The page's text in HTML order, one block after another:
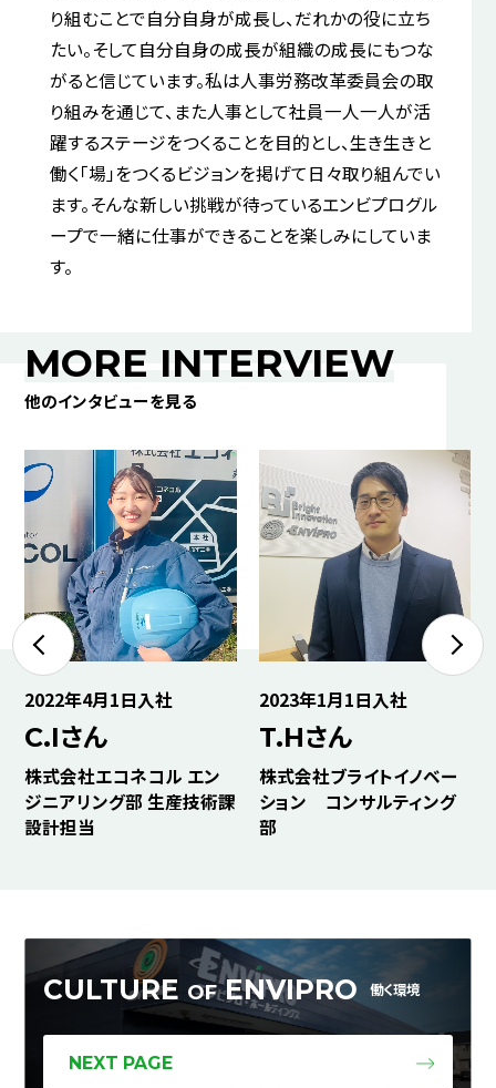
り組むことで自分自身が成長し、だれかの役に立ち
たい。そして自分自身の成長が組織の成長にもつな
がると信じています。私は人事労務改革委員会の取
り組みを通じて、また人事として社員一人一人が活
躍するステージをつくることを目的とし、生き生きと
働く「場」をつくるビジョンを掲げて日々取り組んでい
ます。そんな新しい挑戦が待っているエンビプログル
ープで一緒に仕事ができることを楽しみにしていま
す。
MORE INTERVIEW
他のインタビューを見る
2022年4月1日入社
C.Iさん
株式会社エコネコル エン
ジニアリング部 生産技術課
設計担当
2023年1月1日入社
T.Hさん
株式会社ブライトイノベー
ション コンサルティング
部
CULTURE OFENVIPRO 働く環境
NEXT PAGE